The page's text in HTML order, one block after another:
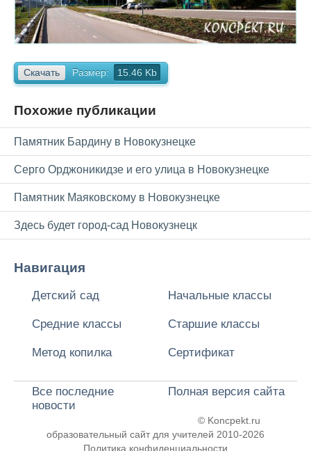
Скачать Размер: 15.46 Kb
Похожие публикации
Памятник Бардину в Новокузнецке
Серго Орджоникидзе и его улица в Новокузнецке
Памятник Маяковскому в Новокузнецке
Здесь будет город-сад Новокузнецк
Навигация
Детский сад Начальные классы
Средние классы Старшие классы
Метод копилка Сертификат
Все последние
новости
Полная версия сайта
© Koncpekt.ru
образовательный сайт для учителей 2010-2026
Политика конфиденциальности